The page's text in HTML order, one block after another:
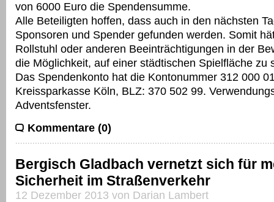
von 6000 Euro die Spendensumme.
Alle Beteiligten hoffen, dass auch in den nächsten
Sponsoren und Spender gefunden werden. Somit
Rollstuhl oder anderen Beeinträchtigungen in der
die Möglichkeit, auf einer städtischen Spielfläche zu
Das Spendenkonto hat die Kontonummer 312 000
Kreissparkasse Köln, BLZ: 370 502 99.
Adventsfenster.
Kommentare (0)
Bergisch Gladbach vernetzt sich für
Sicherheit im Straßenverkehr
12 Dezember 2013 von Darian Lambert